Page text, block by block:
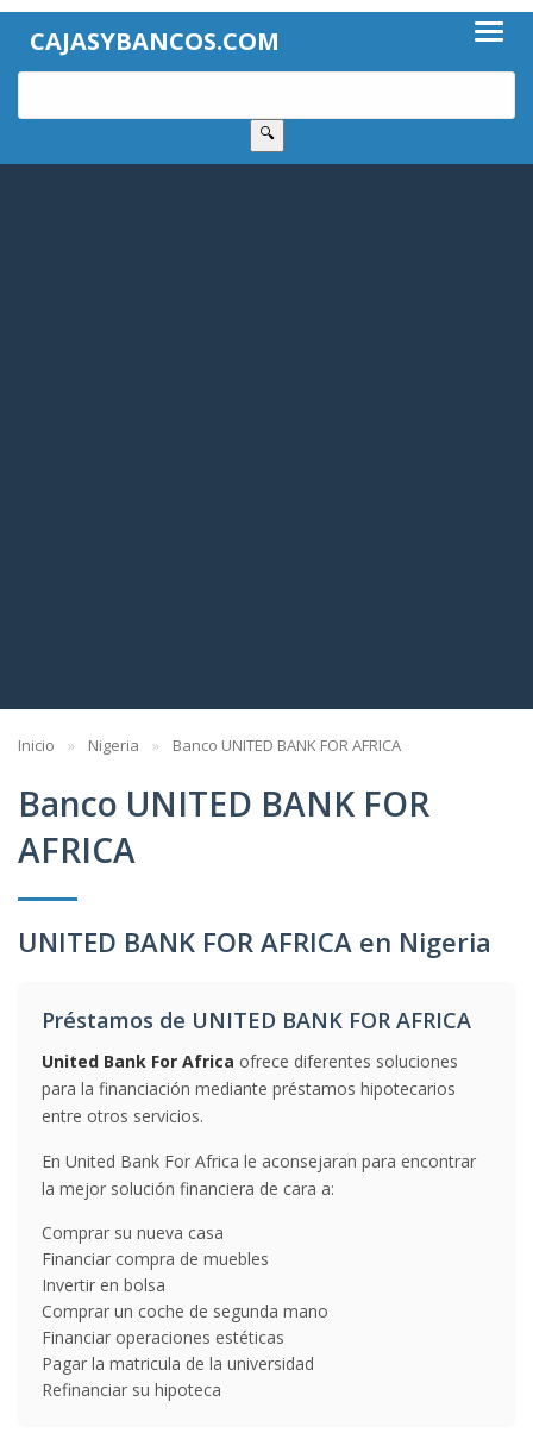
CAJASYBANCOS.COM
🔍
Inicio Nigeria Banco UNITED BANK FOR AFRICA
Banco UNITED BANK FOR
AFRICA
UNITED BANK FOR AFRICA en Nigeria
Préstamos de UNITED BANK FOR AFRICA
United Bank For Africa ofrece diferentes soluciones
para la financiación mediante préstamos hipotecarios
entre otros servicios.
En United Bank For Africa le aconsejaran para encontrar
la mejor solución financiera de cara a:
Comprar su nueva casa
Financiar compra de muebles
Invertir en bolsa
Comprar un coche de segunda mano
Financiar operaciones estéticas
Pagar la matricula de la universidad
Refinanciar su hipoteca